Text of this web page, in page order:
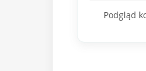
Podgląd